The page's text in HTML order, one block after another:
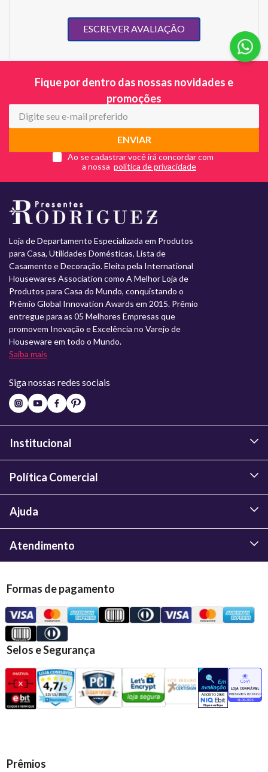
ESCREVER AVALIAÇÃO
Fique por dentro das nossas novidades e
promoções
ENVIAR
Ao se cadastrar você irá concordar com
a nossa
Loja de Departamento Especializada em Produtos
para Casa, Utilidades Domésticas, Lista de
Casamento e Decoração. Eleita pela International
Housewares Association como A Melhor Loja de
Produtos para Casa do Mundo, conquistando o
Prêmio Global Innovation Awards em 2015. Prêmio
entregue para as 05 Melhores Empresas que
promovem Inovação e Excelência no Varejo de
Houseware em todo o Mundo.
Saiba mais
Siga nossas redes sociais
Institucional
Política Comercial
Ajuda
Atendimento
Formas de pagamento
Selos e Segurança
Prêmios